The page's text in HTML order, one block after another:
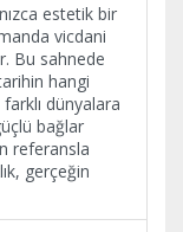
estetik bir
vicdani
Bu sahnede
hangi
dünyalara
bağlar
referansla
gerçeğin